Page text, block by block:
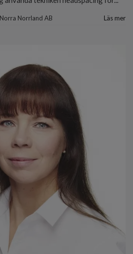
Norrland AB Läs mer